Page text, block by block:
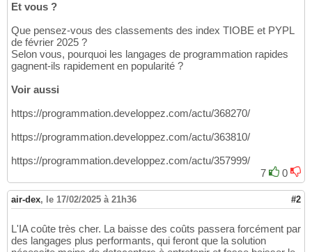
Et vous ?
Que pensez-vous des classements des index TIOBE et PYPL
de février 2025 ?
Selon vous, pourquoi les langages de programmation rapides
gagnent-ils rapidement en popularité ?
Voir aussi
https://programmation.developpez.com/actu/368270/
https://programmation.developpez.com/actu/363810/
https://programmation.developpez.com/actu/357999/
7
0
air-dex, le 17/02/2025 à 21h36 #2
L'IA coûte très cher. La baisse des coûts passera forcément par
des langages plus performants, qui feront que la solution